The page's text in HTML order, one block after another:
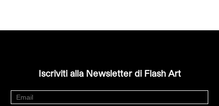
Iscriviti alla Newsletter di Flash Art